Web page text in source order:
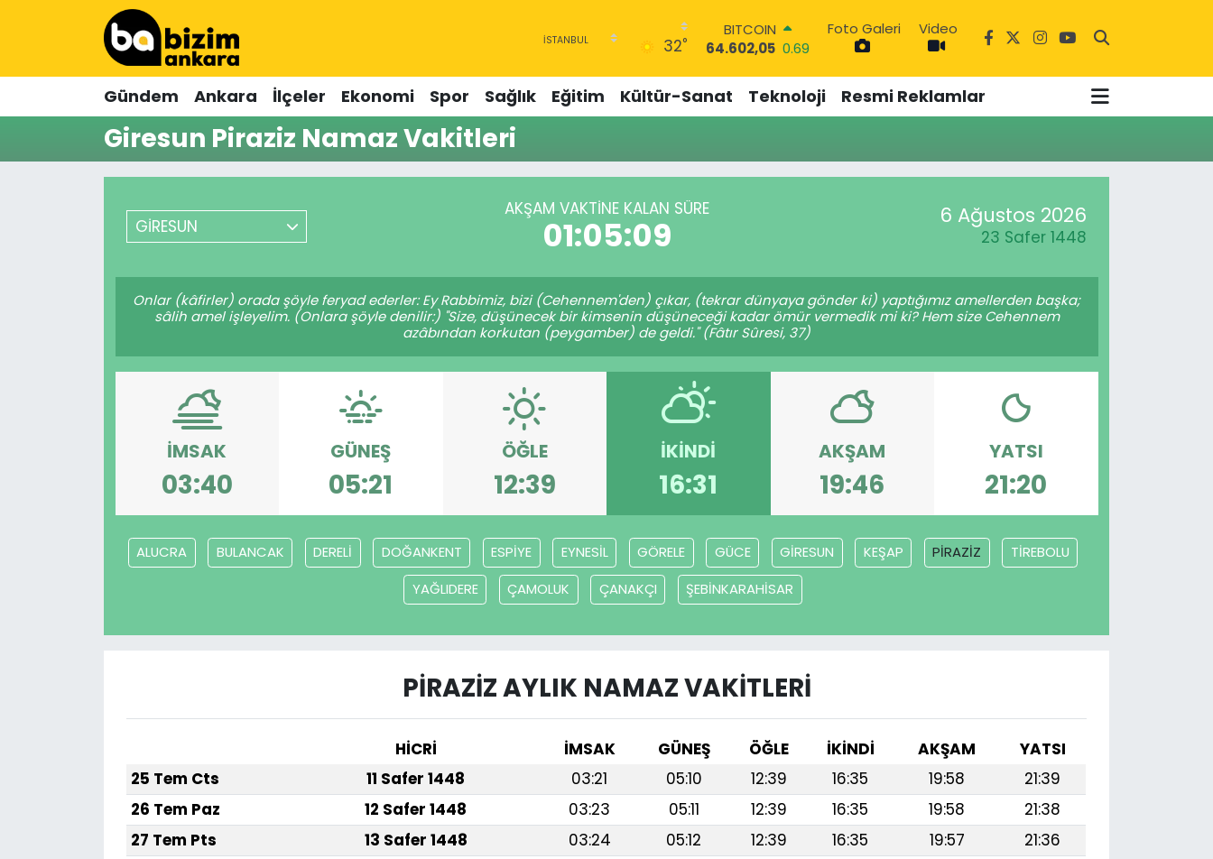
32°
BITCOIN
64.602,05 0.69
47,6006
0.06
EURO
64,2398 0.2
GRAM ALTIN
Foto Galeri Video
Gündem Ankara İlçeler Ekonomi Spor Sağlık Eğitim Kültür-Sanat Teknoloji Resmi Reklamlar
Giresun Piraziz Namaz Vakitleri
GİRESUN
AKŞAM VAKTINE KALAN SÜRE
01:05:09 6 Ağustos 2026
23 Safer 1448
Onlar (kâfirler) orada şöyle feryad ederler: Ey Rabbimiz, bizi (Cehennem'den) çıkar, (tekrar dünyaya gönder ki) yaptığımız amellerden başka;
sâlih amel işleyelim. (Onlara şöyle denilir:) "Size, düşünecek bir kimsenin düşüneceği kadar ömür vermedik mi ki? Hem size Cehennem
azâbından korkutan (peygamber) de geldi." (Fâtır Sûresi, 37)
İMSAK
03:40
GÜNEŞ
05:21
ÖĞLE
12:39
İKINDI
16:31
AKŞAM
19:46
YATSI
21:20
ALUCRA BULANCAK DERELİ DOĞANKENT ESPİYE EYNESİL GÖRELE GÜCE GİRESUN KEŞAP PİRAZİZ
TİREBOLU
YAĞLIDERE
ÇAMOLUK ÇANAKÇI ŞEBİNKARAHİSAR
PİRAZİZ AYLIK NAMAZ VAKITLERI
HİCRİ İMSAK GÜNEŞ ÖĞLE İKINDI AKŞAM
YATSI
25 Tem Cts
11 Safer 1448 03:21 05:10 12:39 16:35 19:58
21:39
26 Tem Paz
12 Safer 1448 03:23 05:11 12:39 16:35 19:58
21:38
27 Tem Pts
13 Safer 1448 03:24 05:12 12:39 16:35 19:57
21:36
Hava Durumu
Trafik Durumu
Süper Lig Puan Durumu ve Fikstür
Tüm Manşetler
Haber Arşivi